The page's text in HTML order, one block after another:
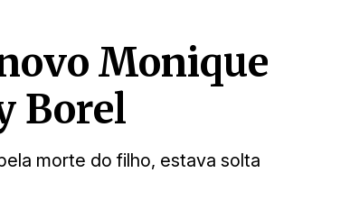
Monique
Borel
morte do filho, estava solta